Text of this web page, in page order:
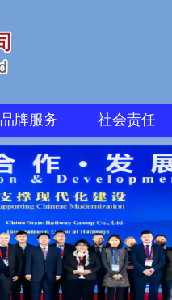
品牌服务 社会责任